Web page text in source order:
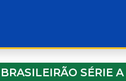
BRASILEIRÃO SÉRIE A